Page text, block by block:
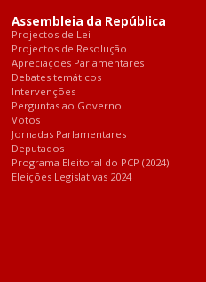
Assembleia da República
Projectos de Lei
Projectos de Resolução
Apreciações Parlamentares
Debates temáticos
Intervenções
Perguntas ao Governo
Votos
Jornadas Parlamentares
Deputados
Programa Eleitoral do PCP (2024)
Eleições Legislativas 2024